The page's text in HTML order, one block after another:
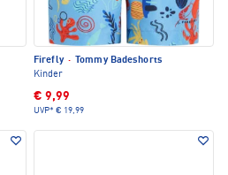
Firefly ·
Tommy Badeshorts
Kinder
€ 9,99
UVP* € 19,99